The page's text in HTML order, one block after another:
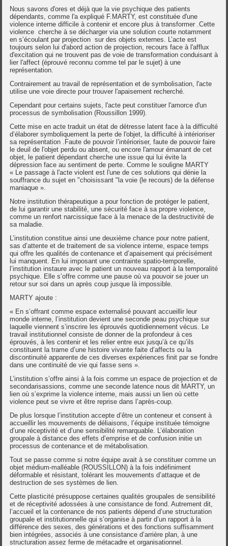
Nous savons d'ores et déjà que la vie psychique des patients
dépendants, comme l'a expliqué F.MARTY, est constituée d'une
violence interne difficile à contenir et encore plus à transformer .Cette
violence cherche à se décharger via une solution courte notamment
en s’écoulant par projection sur des objets externes. L’acte est
toujours selon lui d'abord action de projection, recours face à l'afflux
d'excitation qui ne trouvent pas de voie de transformation conduisant à
lier l'affect (éprouvé reconnu comme tel par le sujet) à une
représentation.
Contrairement au travail de représentation et de symbolisation, l'acte
utilise une voie directe pour trouver l'apaisement recherché.
Cependant pour certains sujets, l'acte peut constituer l'amorce d'un
processus de symbolisation (Roussillon 1999).
Cette mise en acte traduit un état de détresse latent face à la difficulté
d’élaborer symboliquement la perte de l'objet, la difficulté à intérioriser
sa représentation .Faute de pouvoir l’intérioriser, faute de pouvoir faire
le deuil de l'objet perdu ou absent, ou encore l'amour émanant de cet
objet, le patient dépendant cherche une issue qui lui évite la
dépression face au sentiment de perte. Comme le souligne MARTY
« Le passage à l'acte violent est l'une de ces solutions qui dénie la
souffrance du sujet en "choisissant "la voie (le recours) de la défense
maniaque ».
Notre institution thérapeutique a pour fonction de protéger le patient,
de lui garantir une stabilité, une sécurité face à sa propre violence,
comme un renfort narcissique face à la menace de la destructivité de
sa maladie.
L’institution constitue ainsi une deuxième chance pour notre patient,
sas d’attente et de traitement de sa violence interne, espace temps
qui offre les qualités de contenance et d’apaisement qui précisément
lui manquent. En lui imposant une contrainte spatio-temporelle,
l’institution instaure avec le patient un nouveau rapport à la temporalité
psychique. Elle s’offre comme une pause où va pouvoir se jouer un
retour sur soi dans un après coup jusque là impossible.
MARTY ajoute :
« En s’offrant comme espace externalisé pouvant accueillir leur
monde interne, l’institution devient une seconde peau psychique sur
laquelle viennent s’inscrire les éprouvés quotidiennement vécus. Le
travail institutionnel consiste de donner de la profondeur à ces
éprouvés, à les contenir et les relier entre eux jusqu’à ce qu’ils
constituent la trame d’une histoire vivante faite d’affects ou la
discontinuité apparente de ces diverses expériences finit par se fondre
dans une continuité de vie qui fasse sens ».
L’institution s’offre ainsi à la fois comme un espace de projection et de
secondarisassions, comme une seconde latence nous dit MARTY, un
lien où s’exprime la violence interne, mais aussi un lien où cette
violence peut se vivre et être reprise dans l’après-coup.
De plus lorsque l’institution accepte d’être un conteneur et consent à
accueillir les mouvements de déliaisons, l’équipe instituée témoigne
d’une réceptivité et d’une sensibilité remarquable. L’élaboration
groupale à distance des effets d’emprise et de confusion initie un
processus de contenance et de métabolisation.
Tout se passe comme si notre équipe avait à se constituer comme un
objet médium-malléable (ROUSSILLON) à la fois indéfiniment
déformable et résistant, tolérant les mouvements d’attaque et de
destruction de ses systèmes de lien.
Cette plasticité présuppose certaines qualités groupales de sensibilité
et de réceptivité adossées à une consistance de fond. Autrement dit,
l’accueil et la contenance de nos patients dépend d’une structuration
groupale et institutionnelle qui s’organise à partir d’un rapport à la
différence des sexes, des générations et des fonctions suffisamment
bien intégrées, associés à une consistance d’arrière plan, à une
structuration assez ferme de métacadre et organisationnel.